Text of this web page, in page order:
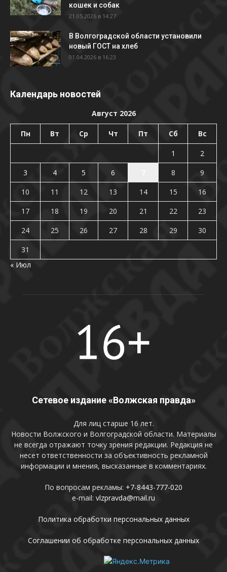
кошек и собак
21.05.2026 в 14:27
В Волгоградской области установили
новый ГОСТ на хлеб
01.04.2026 в 16:23
Календарь новостей
Август 2026
Пн Вт Ср Чт Пт Сб Вс
1
2
3
4 5 6 8
9
10
11 12 13 14 15
16
17
18 19 20 21 22
23
24
25 26 27 28 29
30
31
« Июл
Сетевое издание «Волжская правда»
Для лиц старше 16 лет.
Новости Волжского и Волгоградской области. Материалы
не всегда отражают точку зрения редакции. Редакция не
несет ответственности за объективность рекламной
информации и мнения, высказанные в комментариях.
По вопросам рекламы: +7-8443-777-020
e-mail: vlzpravda@mail.ru
Политика обработки персональных данных
Соглашении об обработке персональных данных